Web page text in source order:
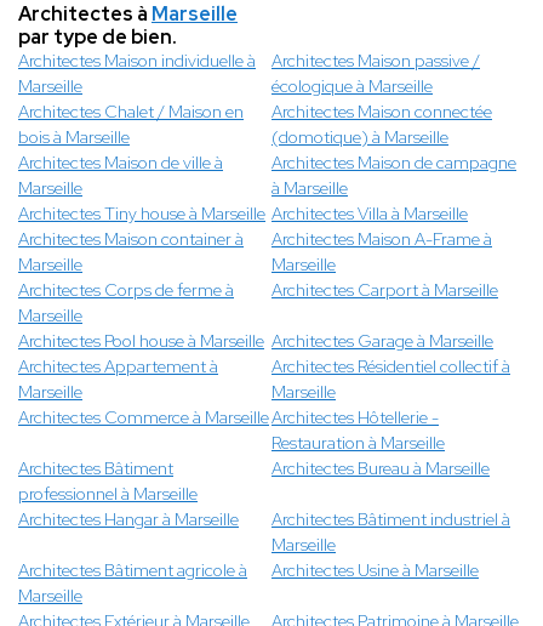
Architectes à Marseille
par type de bien.
Architectes Maison individuelle à
Marseille
Architectes Maison passive /
écologique à Marseille
Architectes Chalet / Maison en
bois à Marseille
Architectes Maison connectée
(domotique) à Marseille
Architectes Maison de ville à
Marseille
Architectes Maison de campagne
à Marseille
Architectes Tiny house à Marseille Architectes Villa à Marseille
Architectes Maison container à
Marseille
Architectes Maison A-Frame à
Marseille
Architectes Corps de ferme à
Marseille
Architectes Carport à Marseille
Architectes Pool house à Marseille Architectes Garage à Marseille
Architectes Appartement à
Marseille
Architectes Résidentiel collectif à
Marseille
Architectes Commerce à MarseilleArchitectes Hôtellerie -
Restauration à Marseille
Architectes Bâtiment
professionnel à Marseille
Architectes Bureau à Marseille
Architectes Hangar à Marseille
Architectes Bâtiment industriel à
Marseille
Architectes Bâtiment agricole à
Marseille
Architectes Usine à Marseille
Architectes Extérieur à Marseille Architectes Patrimoine à Marseille